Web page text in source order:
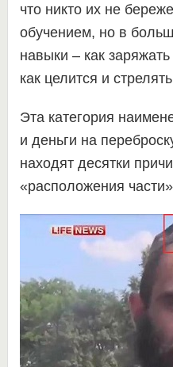
что никто их не
обучением, но в
навыки – как заряжать
как целится и
Эта категория
и деньги на
находят десятки
«расположения части»